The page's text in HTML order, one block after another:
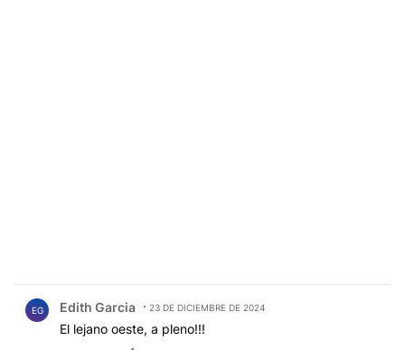
EG Edith Garcia 23 DE DICIEMBRE DE 2024
El lejano oeste, a pleno!!!